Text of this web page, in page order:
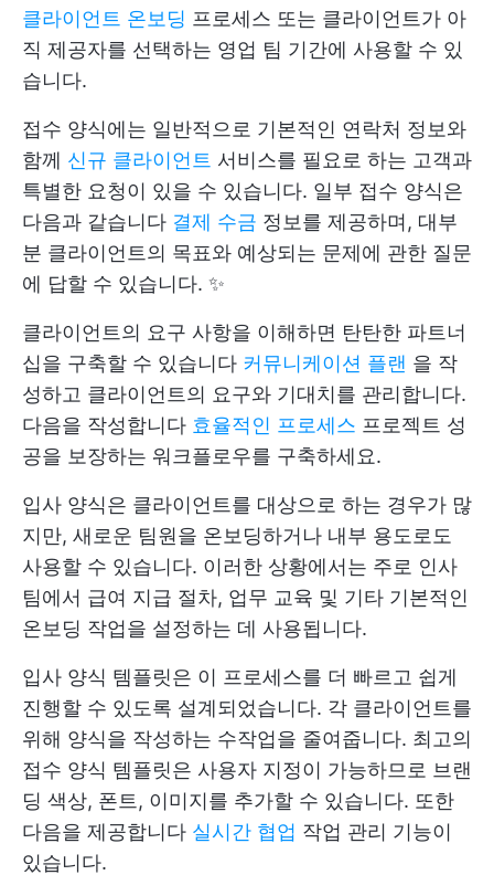
클라이언트 온보딩 프로세스 또는 클라이언트가 아
직 제공자를 선택하는 영업 팀 기간에 사용할 수 있
습니다.
접수 양식에는 일반적으로 기본적인 연락처 정보와
함께 신규 클라이언트 서비스를 필요로 하는 고객과
특별한 요청이 있을 수 있습니다. 일부 접수 양식은
다음과 같습니다 결제 수금 정보를 제공하며, 대부
분 클라이언트의 목표와 예상되는 문제에 관한 질문
에 답할 수 있습니다. ✨
클라이언트의 요구 사항을 이해하면 탄탄한 파트너
십을 구축할 수 있습니다 커뮤니케이션 플랜 을 작
성하고 클라이언트의 요구와 기대치를 관리합니다.
다음을 작성합니다 효율적인 프로세스 프로젝트 성
공을 보장하는 워크플로우를 구축하세요.
입사 양식은 클라이언트를 대상으로 하는 경우가 많
지만, 새로운 팀원을 온보딩하거나 내부 용도로도
사용할 수 있습니다. 이러한 상황에서는 주로 인사
팀에서 급여 지급 절차, 업무 교육 및 기타 기본적인
온보딩 작업을 설정하는 데 사용됩니다.
입사 양식 템플릿은 이 프로세스를 더 빠르고 쉽게
진행할 수 있도록 설계되었습니다. 각 클라이언트를
위해 양식을 작성하는 수작업을 줄여줍니다. 최고의
접수 양식 템플릿은 사용자 지정이 가능하므로 브랜
딩 색상, 폰트, 이미지를 추가할 수 있습니다. 또한
다음을 제공합니다 실시간 협업 작업 관리 기능이
있습니다.